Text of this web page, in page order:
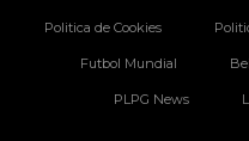
Politica de Cookies
Futbol Mundial
PLPG News